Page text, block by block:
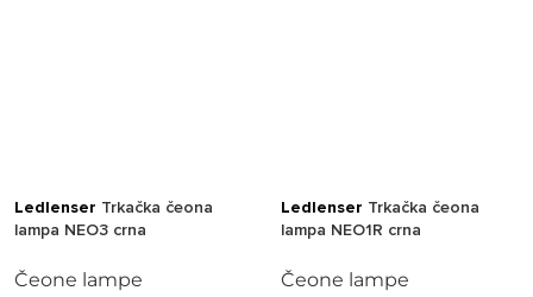
Ledlenser Trkačka čeona
lampa NEO3 crna
Čeone lampe
Ledlenser Trkačka čeona
lampa NEO1R crna
Čeone lampe